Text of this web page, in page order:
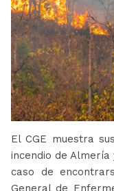
El CGE muestra
incendio de
caso de
General de